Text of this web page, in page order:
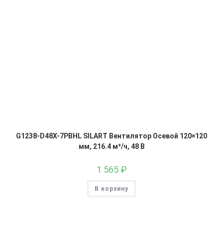
G1238-D48X-7PBHL SILART Вентилятор Осевой 120×120
мм, 216.4 м³/ч, 48 В
1 565 ₽
В корзину